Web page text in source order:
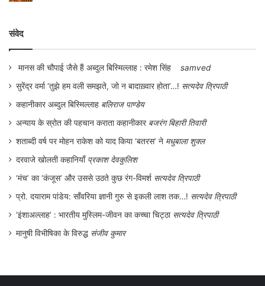
संवेद
मानस की चौपाई जैसे हैं अब्दुल बिस्मिल्लाह : रमेश सिंह
samved
सुरेंद्र वर्मा ‘तुझे हम वली समझते, जो न बादाख़्वार होता’…! सत्यदेव त्रिपाठी
कहानीकार अब्दुल बिस्मिल्लाह बलिराज पाण्डेय
अन्याय के स्रोत की पहचान कराता कहानीकार बजरंग बिहारी तिवारी
शताब्दी वर्ष पर मोहन राकेश को याद किया ‘बतरस’ ने मधुबाला शुक्ल
दरवाजे खोलती कहानियाँ प्रकाश देवकुलिश
‘मंच’ का ‘कंजूस’ और उससे उठते कुछ रंग-विमर्श सत्यदेव त्रिपाठी
प्रो. दयाराम पांडेय: साँवरिया ज्ञानी गुरु से इकली लाश तक…! सत्यदेव त्रिपाठी
‘इंशाअल्लाह’ : भारतीय मुस्लिम-जीवन का कच्चा चिट्ठा सत्यदेव त्रिपाठी
मानुषी विभीषिका के विरुद्ध संजीव कुमार